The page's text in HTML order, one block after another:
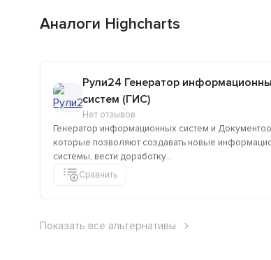
Аналоги Highcharts
Рули24 Генератор
систем (ГИС)
Нет отзывов
Генератор информационных систем и
которые позволяют создавать новые
системы, вести доработку...
Сравнить
Показать все альтернативы